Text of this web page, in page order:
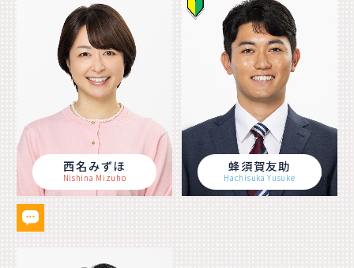
西名みずほ
Nishina Mizuho
蜂須賀友助
Hachisuka Yusuke